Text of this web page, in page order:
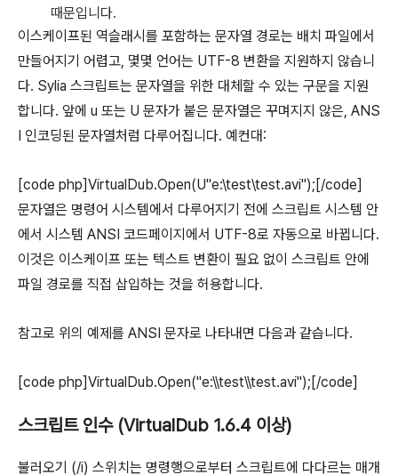
때문입니다.
이스케이프된 역슬래시를 포함하는 문자열 경로는 배치 파일에서
만들어지기 어렵고, 몇몇 언어는 UTF-8 변환을 지원하지 않습니
다. Sylia 스크립트는 문자열을 위한 대체할 수 있는 구문을 지원
합니다. 앞에 u 또는 U 문자가 붙은 문자열은 꾸며지지 않은, ANS
I 인코딩된 문자열처럼 다루어집니다. 예컨대:
[code php]VirtualDub.Open(U"e:\test\test.avi");[/code]
문자열은 명령어 시스템에서 다루어지기 전에 스크립트 시스템 안
에서 시스템 ANSI 코드페이지에서 UTF-8로 자동으로 바뀝니다.
이것은 이스케이프 또는 텍스트 변환이 필요 없이 스크립트 안에
파일 경로를 직접 삽입하는 것을 허용합니다.
참고로 위의 예제를 ANSI 문자로 나타내면 다음과 같습니다.
[code php]VirtualDub.Open("e:\\test\\test.avi");[/code]
스크립트 인수 (VirtualDub 1.6.4 이상)
불러오기 (/i) 스위치는 명령행으로부터 스크립트에 다다르는 매개